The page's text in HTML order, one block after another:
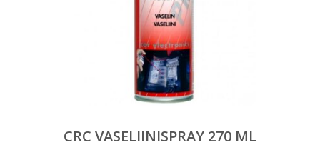
CRC VASELIINISPRAY 270 ML